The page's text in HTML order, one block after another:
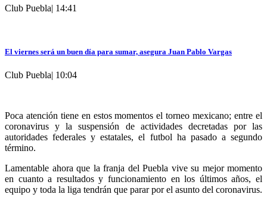
Club Puebla| 14:41
El viernes será un buen día para sumar, asegura Juan Pablo Vargas
Club Puebla| 10:04
Poca atención tiene en estos momentos el torneo mexicano; entre el
coronavirus y la suspensión de actividades decretadas por las
autoridades federales y estatales, el futbol ha pasado a segundo
término.
Lamentable ahora que la franja del Puebla vive su mejor momento
en cuanto a resultados y funcionamiento en los últimos años, el
equipo y toda la liga tendrán que parar por el asunto del coronavirus.